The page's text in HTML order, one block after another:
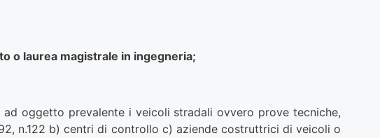
o laurea magistrale in ingegneria;
oggetto prevalente i veicoli stradali ovvero prove tecniche,
n.122 b) centri di controllo c) aziende costruttrici di veicoli o